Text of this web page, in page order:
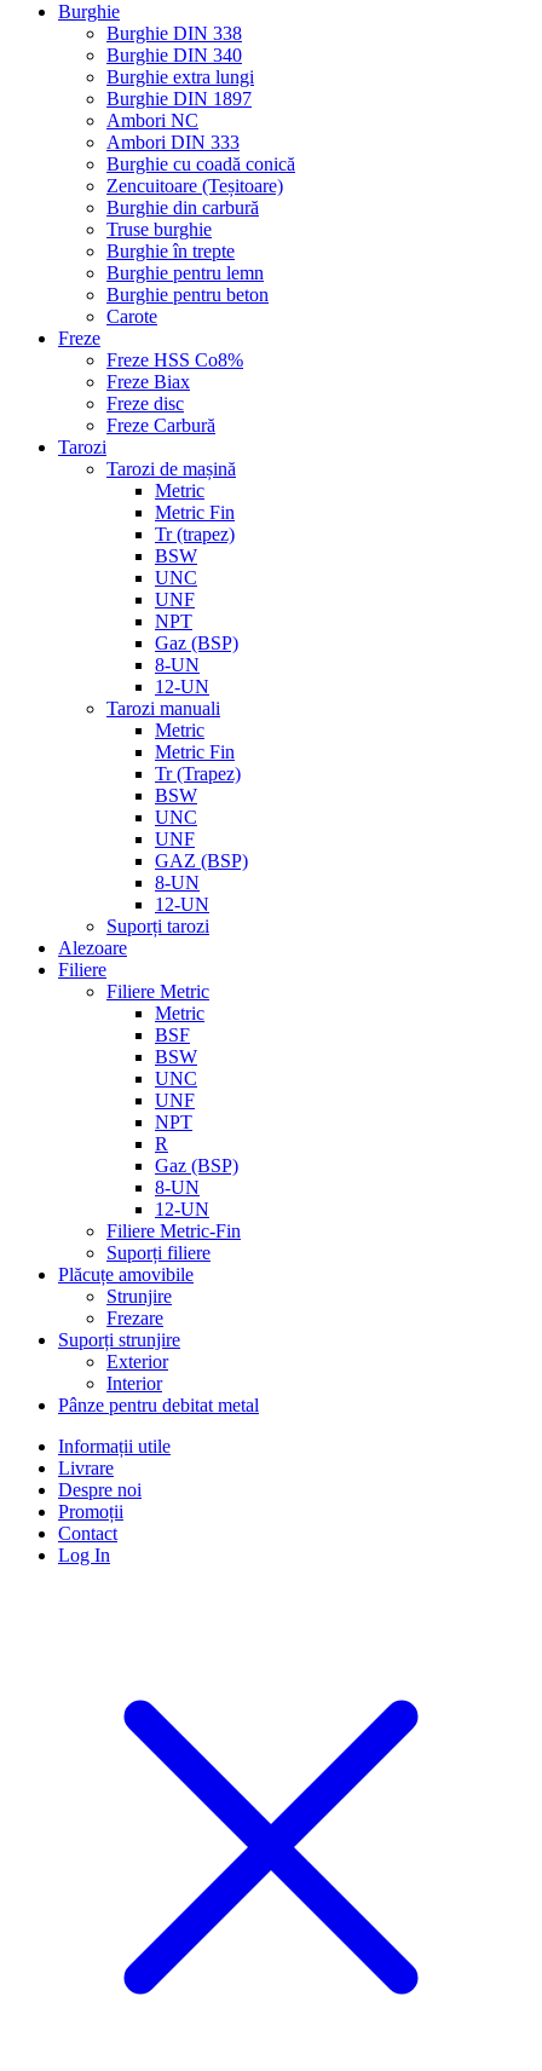
Burghie
Burghie DIN 338
Burghie DIN 340
Burghie extra lungi
Burghie DIN 1897
Ambori NC
Ambori DIN 333
Burghie cu coadă conică
Zencuitoare (Teșitoare)
Burghie din carbură
Truse burghie
Burghie în trepte
Burghie pentru lemn
Burghie pentru beton
Carote
Freze
Freze HSS Co8%
Freze Biax
Freze disc
Freze Carbură
Tarozi
Tarozi de mașină
Metric
Metric Fin
Tr (trapez)
BSW
UNC
UNF
NPT
Gaz (BSP)
8-UN
12-UN
Tarozi manuali
Metric
Metric Fin
Tr (Trapez)
BSW
UNC
UNF
GAZ (BSP)
8-UN
12-UN
Suporți tarozi
Alezoare
Filiere
Filiere Metric
Metric
BSF
BSW
UNC
UNF
NPT
R
Gaz (BSP)
8-UN
12-UN
Filiere Metric-Fin
Suporți filiere
Plăcuțe amovibile
Strunjire
Frezare
Suporți strunjire
Exterior
Interior
Pânze pentru debitat metal
Informații utile
Livrare
Despre noi
Promoții
Contact
Log In